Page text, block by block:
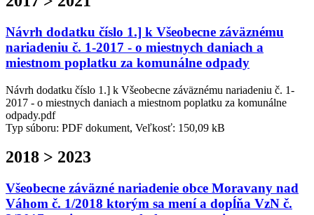
Návrh dodatku číslo 1.] k Všeobecne záväznému
nariadeniu č. 1-2017 - o miestnych daniach a
miestnom poplatku za komunálne odpady
Návrh dodatku číslo 1.] k Všeobecne záväznému nariadeniu č. 1-
2017 - o miestnych daniach a miestnom poplatku za komunálne
odpady.pdf
Typ súboru: PDF dokument, Veľkosť: 150,09 kB
2018 > 2023
Všeobecne záväzné nariadenie obce Moravany nad
Váhom č. 1/2018 ktorým sa mení a dopĺňa VzN č.